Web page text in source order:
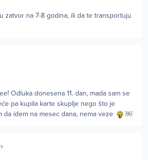
zatvor na 7-8 godina, ili da te transportuju
Odluka donesena 11. dan, mada sam se
pa kupila karte skuplje nego što je
da idem na mesec dana, nema veze
￼